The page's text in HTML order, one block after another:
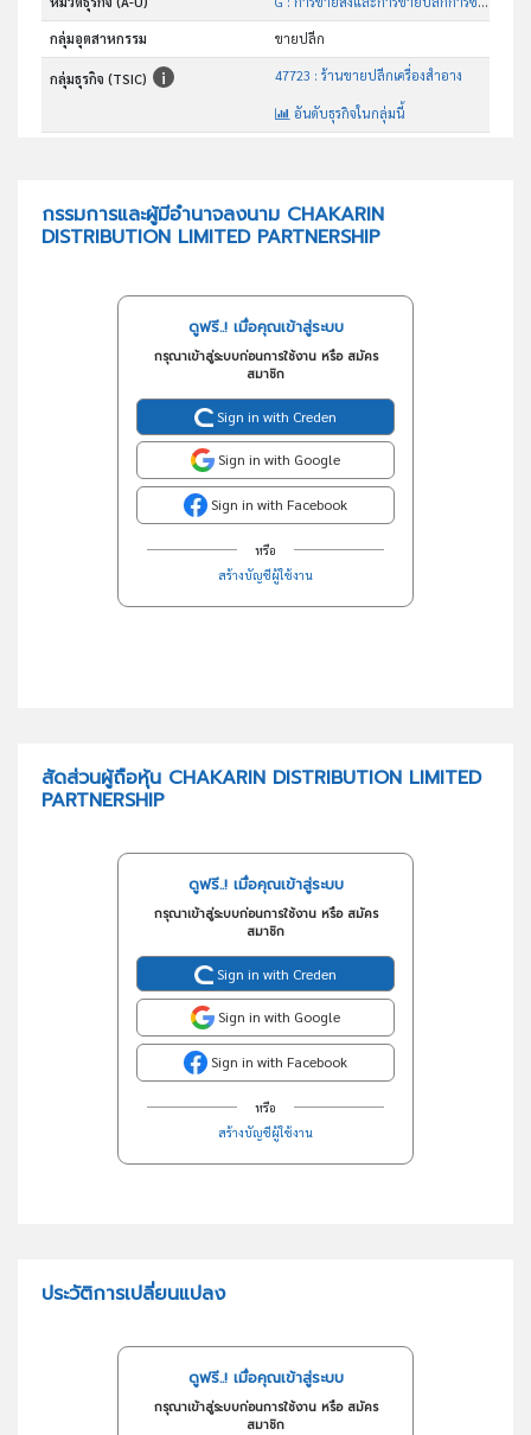
กลุ่มอุตสาหกรรม ขายปลีก
กลุ่มธุรกิจ (TSIC) 47723 : ร้านขายปลีกเครื่องสำอาง
อันดับธุรกิจในกลุ่มนี้
กรรมการและผู้มีอำนาจลงนาม CHAKARIN
DISTRIBUTION LIMITED PARTNERSHIP
ดูฟรี..! เมื่อคุณเข้าสู่ระบบ
กรุณาเข้าสู่ระบบก่อนการใช้งาน หรือ สมัคร
สมาชิก
Sign in with Creden
Sign in with Google
Sign in with Facebook
หรือ
สร้างบัญชีผู้ใช้งาน
สัดส่วนผู้ถือหุ้น CHAKARIN DISTRIBUTION LIMITED
PARTNERSHIP
ดูฟรี..! เมื่อคุณเข้าสู่ระบบ
กรุณาเข้าสู่ระบบก่อนการใช้งาน หรือ สมัคร
สมาชิก
Sign in with Creden
Sign in with Google
Sign in with Facebook
หรือ
สร้างบัญชีผู้ใช้งาน
ประวัติการเปลี่ยนแปลง
ดูฟรี..! เมื่อคุณเข้าสู่ระบบ
กรุณาเข้าสู่ระบบก่อนการใช้งาน หรือ สมัคร
สมาชิก